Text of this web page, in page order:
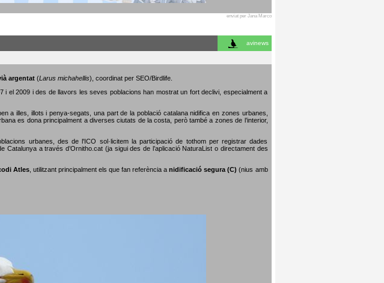
enviat per Jana Marco
avinews
argentat(Larus michahellis), coordinat per SEO/Birdlife.
i el 2009 i des de llavors les seves poblacions han mostrat un fort declivi, especialment a
a illes, illots i penya-segats, una part de la població catalana nidifica en zones urbanes,
es dona principalment a diverses ciutats de la costa, però també a zones de l’interior,
urbanes, des de l'ICO sol·licitem la participació de tothom per registrar dades
Catalunya a través d’Ornitho.cat (ja sigui des de l’aplicació NaturaList o directament des
Atles , utilitzant principalment els que fan referència anidificació segura (C) (nius amb